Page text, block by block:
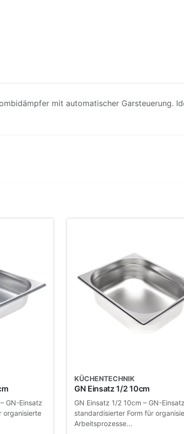
mit automatischer Garsteuerung.
GN-Einsatz
organisierte
KÜCHENTECHNIK
GN Einsatz 1/2 10cm
GN Einsatz 1/2 10cm – GN-
standardisierter Form für
Arbeitsprozesse...